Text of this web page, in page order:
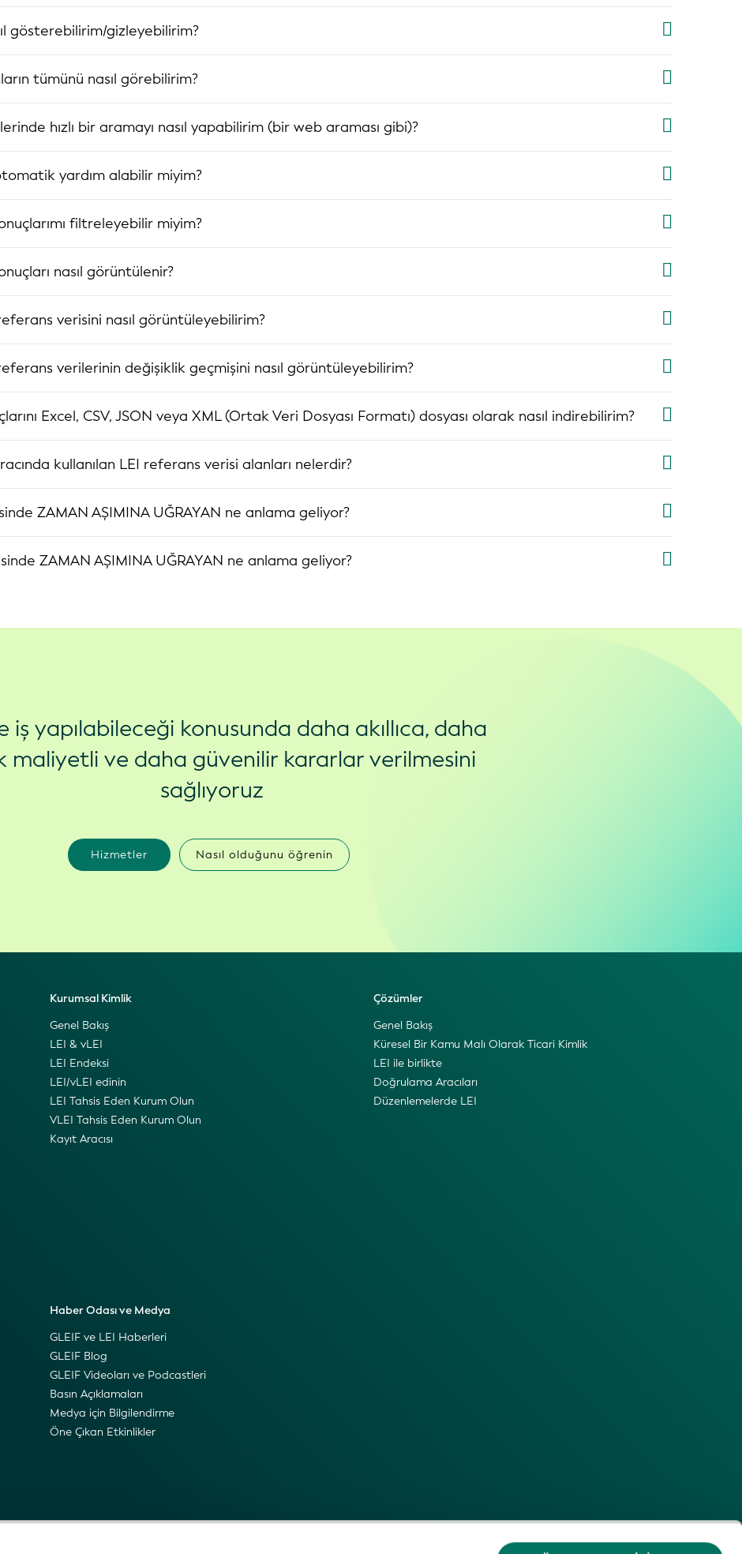
gösterebilirim/gizleyebilirim?
tümünü nasıl görebilirim?
hızlı bir aramayı nasıl yapabilirim (bir web araması gibi)?
yardım alabilir miyim?
filtreleyebilir miyim?
nasıl görüntülenir?
referans verisini nasıl görüntüleyebilirim?
referans verilerinin değişiklik geçmişini nasıl görüntüleyebilirim?
Excel, CSV, JSON veya XML (Ortak Veri Dosyası Formatı) dosyası olarak nasıl indirebilirim?
kullanılan LEI referans verisi alanları nelerdir?
ZAMAN AŞIMINA UĞRAYAN ne anlama geliyor?
ZAMAN AŞIMINA UĞRAYAN ne anlama geliyor?
iş yapılabileceği konusunda daha akıllıca, daha
maliyetli ve daha güvenilir kararlar verilmesini
sağlıyoruz
Hizmetler Nasıl olduğunu öğrenin
Kurumsal Kimlik
Genel Bakış
LEI & vLEI
LEI Endeksi
LEI/vLEI edinin
LEI Tahsis Eden Kurum Olun
VLEI Tahsis Eden Kurum Olun
Kayıt Aracısı
Çözümler
Genel Bakış
Küresel Bir Kamu Malı Olarak Ticari Kimlik
LEI ile birlikte
Doğrulama Aracıları
Düzenlemelerde LEI
Haber Odası ve Medya
GLEIF ve LEI Haberleri
GLEIF Blog
GLEIF Videoları ve Podcastleri
Basın Açıklamaları
Medya için Bilgilendirme
Öne Çıkan Etkinlikler